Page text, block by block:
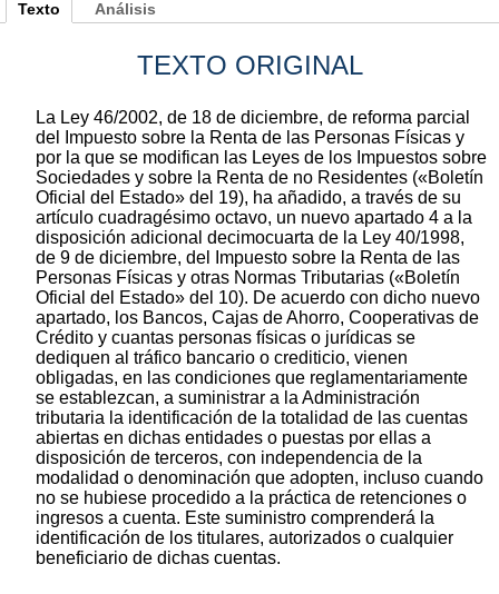
Texto
TEXTO ORIGINAL
La Ley 46/2002, de 18 de diciembre, de reforma parcial
del Impuesto sobre la Renta de las Personas Físicas y
por la que se modifican las Leyes de los Impuestos sobre
Sociedades y sobre la Renta de no Residentes («Boletín
Oficial del Estado» del 19), ha añadido, a través de su
artículo cuadragésimo octavo, un nuevo apartado 4 a la
disposición adicional decimocuarta de la Ley 40/1998,
de 9 de diciembre, del Impuesto sobre la Renta de las
Personas Físicas y otras Normas Tributarias («Boletín
Oficial del Estado» del 10). De acuerdo con dicho nuevo
apartado, los Bancos, Cajas de Ahorro, Cooperativas de
Crédito y cuantas personas físicas o jurídicas se
dediquen al tráfico bancario o crediticio, vienen
obligadas, en las condiciones que reglamentariamente
se establezcan, a suministrar a la Administración
tributaria la identificación de la totalidad de las cuentas
abiertas en dichas entidades o puestas por ellas a
disposición de terceros, con independencia de la
modalidad o denominación que adopten, incluso cuando
no se hubiese procedido a la práctica de retenciones o
ingresos a cuenta. Este suministro comprenderá la
identificación de los titulares, autorizados o cualquier
beneficiario de dichas cuentas.
Análisis